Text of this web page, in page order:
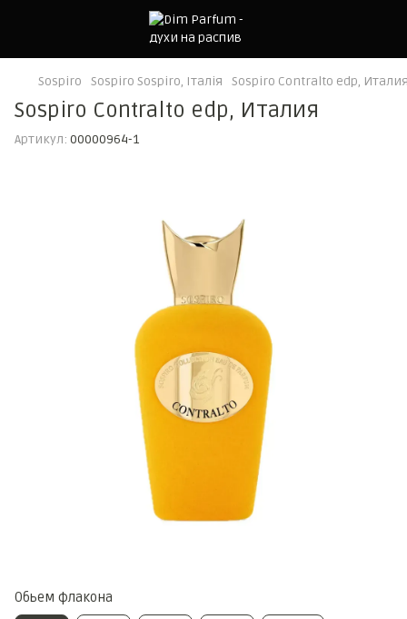
Sospiro Sospiro Sospiro, Італія Sospiro Contralto edp,
Sospiro Contralto edp, Италия
Артикул: 00000964-1
Обьем флакона